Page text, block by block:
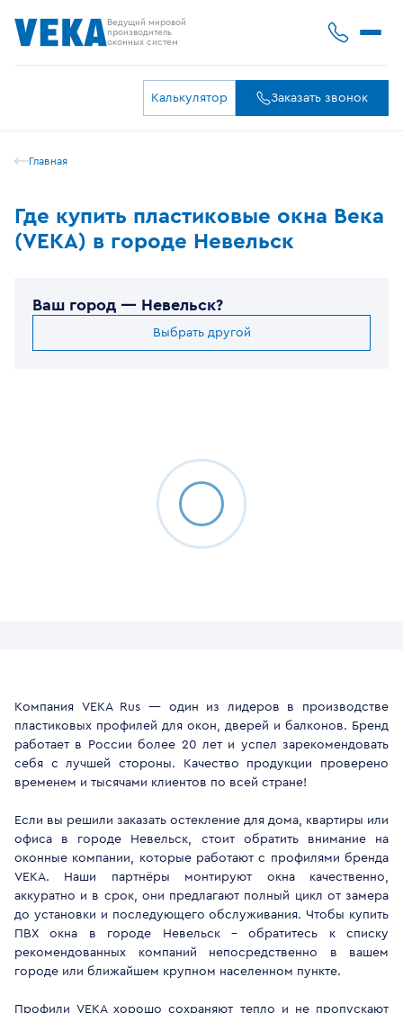
Ведущий мировой
производитель
оконных систем
Калькулятор Заказать звонок
Главная
Где купить пластиковые окна Века
(VEKA) в городе Невельск
Ваш город — Невельск?
Выбрать другой
Компания VEKA Rus — один из лидеров в производстве
пластиковых профилей для окон, дверей и балконов. Бренд
работает в России более 20 лет и успел зарекомендовать
себя с лучшей стороны. Качество продукции проверено
временем и тысячами клиентов по всей стране!
Если вы решили заказать остекление для дома, квартиры или
офиса в городе Невельск, стоит обратить внимание на
оконные компании, которые работают с профилями бренда
VEKA. Наши партнёры монтируют окна качественно,
аккуратно и в срок, они предлагают полный цикл от замера
до установки и последующего обслуживания. Чтобы купить
ПВХ окна в городе Невельск - обратитесь к списку
рекомендованных компаний непосредственно в вашем
городе или ближайшем крупном населенном пункте.
Профили VEKA хорошо сохраняют тепло и не пропускают